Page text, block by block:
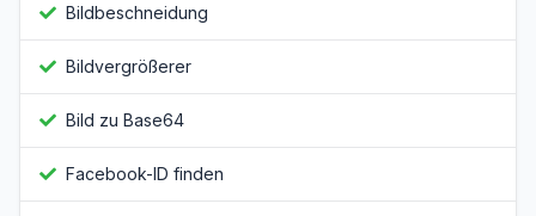
Bildbeschneidung
Bildvergrößerer
Bild zu Base64
Facebook-ID finden